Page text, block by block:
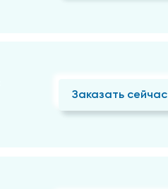
Заказать сейчас